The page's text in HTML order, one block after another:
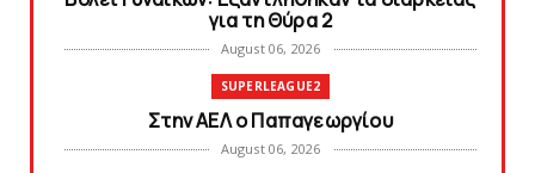
για τη Θύρα 2
August 06, 2026
SUPERLEAGUE2
Στην AEΛ ο Παπαγεωργίου
August 06, 2026